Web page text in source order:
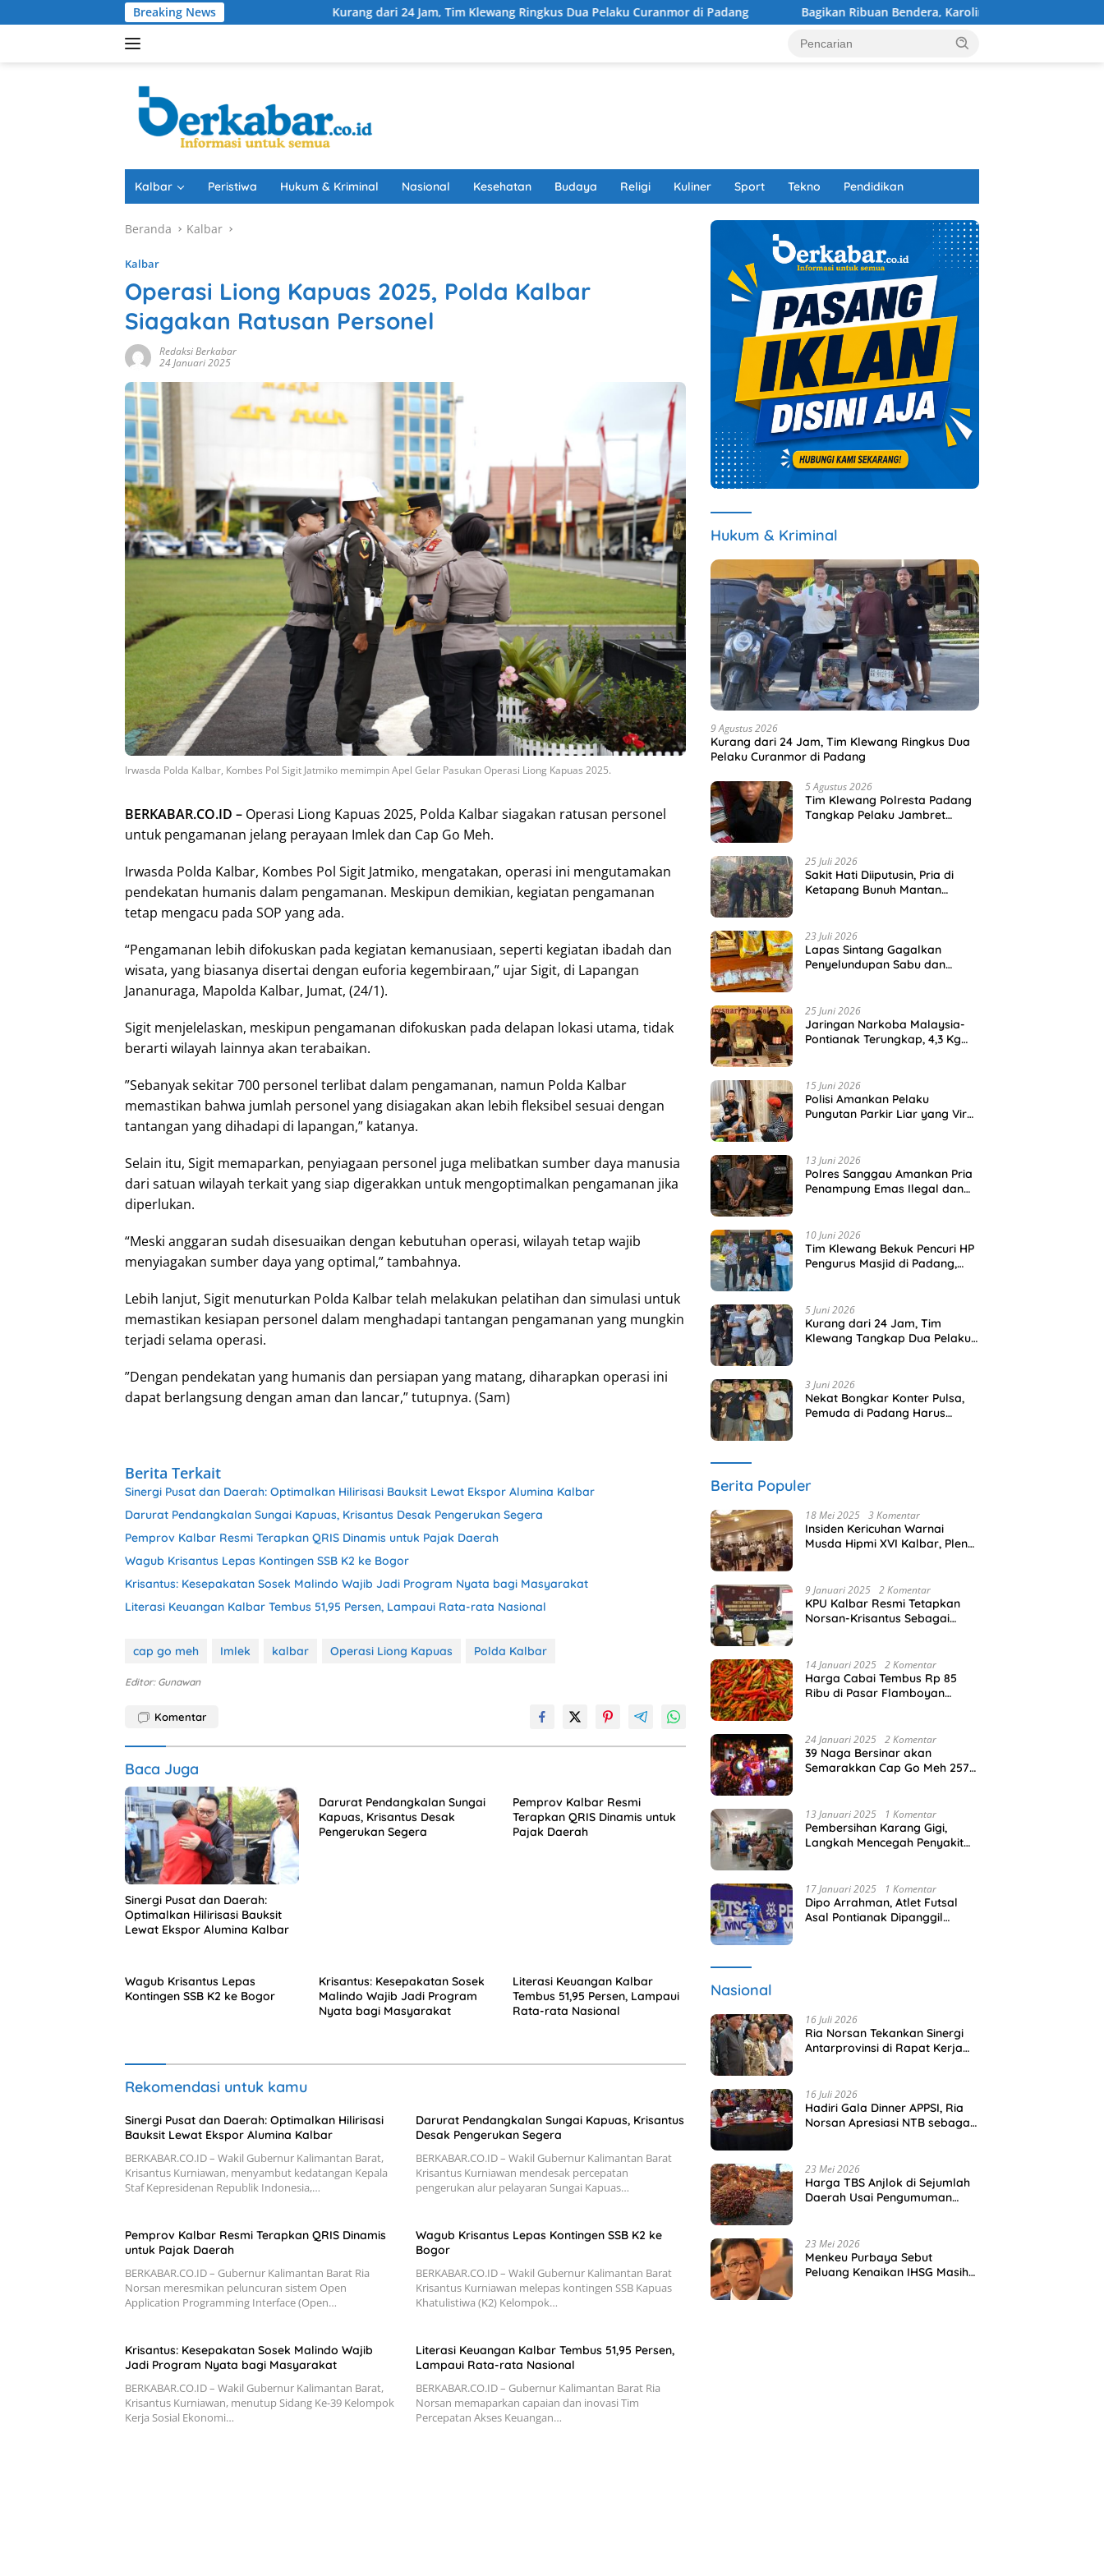
ke
Breaking News Kurang dari 24 Jam, Tim Klewang Ringkus Dua Pelaku Curanmor di Padang Bagikan Ribuan Bendera, Karolin Tekankan Persatuan di Tengah
Kalbar Peristiwa Hukum & Kriminal Nasional Kesehatan Budaya Religi Kuliner Sport Tekno Pendidikan
Beranda Kalbar
Kalbar
Operasi Liong Kapuas 2025, Polda Kalbar
Siagakan Ratusan Personel
Redaksi Berkabar
24 Januari 2025
Irwasda Polda Kalbar, Kombes Pol Sigit Jatmiko memimpin Apel Gelar Pasukan Operasi Liong Kapuas 2025.
BERKABAR.CO.ID – Operasi Liong Kapuas 2025, Polda Kalbar siagakan ratusan personel
untuk pengamanan jelang perayaan Imlek dan Cap Go Meh.
Irwasda Polda Kalbar, Kombes Pol Sigit Jatmiko, mengatakan, operasi ini mengutamakan
pendekatan humanis dalam pengamanan. Meskipun demikian, kegiatan pengamanan
tetap mengacu pada SOP yang ada.
“Pengamanan lebih difokuskan pada kegiatan kemanusiaan, seperti kegiatan ibadah dan
wisata, yang biasanya disertai dengan euforia kegembiraan,” ujar Sigit, di Lapangan
Jananuraga, Mapolda Kalbar, Jumat, (24/1).
Sigit menjelelaskan, meskipun pengamanan difokuskan pada delapan lokasi utama, tidak
berarti wilayah lainnya akan terabaikan.
”Sebanyak sekitar 700 personel terlibat dalam pengamanan, namun Polda Kalbar
memastikan bahwa jumlah personel yang disiagakan akan lebih fleksibel sesuai dengan
tantangan yang dihadapi di lapangan,” katanya.
Selain itu, Sigit memaparkan, penyiagaan personel juga melibatkan sumber daya manusia
dari satuan wilayah terkait yang siap digerakkan untuk mengoptimalkan pengamanan jika
diperlukan.
“Meski anggaran sudah disesuaikan dengan kebutuhan operasi, wilayah tetap wajib
menyiagakan sumber daya yang optimal,” tambahnya.
Lebih lanjut, Sigit menuturkan Polda Kalbar telah melakukan pelatihan dan simulasi untuk
memastikan kesiapan personel dalam menghadapi tantangan pengamanan yang mungkin
terjadi selama operasi.
”Dengan pendekatan yang humanis dan persiapan yang matang, diharapkan operasi ini
dapat berlangsung dengan aman dan lancar,” tutupnya. (Sam)
Berita Terkait
Sinergi Pusat dan Daerah: Optimalkan Hilirisasi Bauksit Lewat Ekspor Alumina Kalbar
Darurat Pendangkalan Sungai Kapuas, Krisantus Desak Pengerukan Segera
Pemprov Kalbar Resmi Terapkan QRIS Dinamis untuk Pajak Daerah
Wagub Krisantus Lepas Kontingen SSB K2 ke Bogor
Krisantus: Kesepakatan Sosek Malindo Wajib Jadi Program Nyata bagi Masyarakat
Literasi Keuangan Kalbar Tembus 51,95 Persen, Lampaui Rata-rata Nasional
cap go meh Imlek kalbar Operasi Liong Kapuas Polda Kalbar
Editor: Gunawan
Komentar
Baca Juga
Sinergi Pusat dan Daerah:
Optimalkan Hilirisasi Bauksit
Lewat Ekspor Alumina Kalbar
Darurat Pendangkalan Sungai
Kapuas, Krisantus Desak
Pengerukan Segera
Pemprov Kalbar Resmi
Terapkan QRIS Dinamis untuk
Pajak Daerah
Wagub Krisantus Lepas
Kontingen SSB K2 ke Bogor
Krisantus: Kesepakatan Sosek
Malindo Wajib Jadi Program
Nyata bagi Masyarakat
Literasi Keuangan Kalbar
Tembus 51,95 Persen, Lampaui
Rata-rata Nasional
Rekomendasi untuk kamu
Sinergi Pusat dan Daerah: Optimalkan Hilirisasi
Bauksit Lewat Ekspor Alumina Kalbar
BERKABAR.CO.ID – Wakil Gubernur Kalimantan Barat,
Krisantus Kurniawan, menyambut kedatangan Kepala
Staf Kepresidenan Republik Indonesia,…
Darurat Pendangkalan Sungai Kapuas, Krisantus
Desak Pengerukan Segera
BERKABAR.CO.ID – Wakil Gubernur Kalimantan Barat
Krisantus Kurniawan mendesak percepatan
pengerukan alur pelayaran Sungai Kapuas…
Pemprov Kalbar Resmi Terapkan QRIS Dinamis
untuk Pajak Daerah
BERKABAR.CO.ID – Gubernur Kalimantan Barat Ria
Norsan meresmikan peluncuran sistem Open
Application Programming Interface (Open…
Wagub Krisantus Lepas Kontingen SSB K2 ke
Bogor
BERKABAR.CO.ID – Wakil Gubernur Kalimantan Barat
Krisantus Kurniawan melepas kontingen SSB Kapuas
Khatulistiwa (K2) Kelompok…
Krisantus: Kesepakatan Sosek Malindo Wajib
Jadi Program Nyata bagi Masyarakat
BERKABAR.CO.ID – Wakil Gubernur Kalimantan Barat,
Krisantus Kurniawan, menutup Sidang Ke-39 Kelompok
Kerja Sosial Ekonomi…
Literasi Keuangan Kalbar Tembus 51,95 Persen,
Lampaui Rata-rata Nasional
BERKABAR.CO.ID – Gubernur Kalimantan Barat Ria
Norsan memaparkan capaian dan inovasi Tim
Percepatan Akses Keuangan…
Hukum & Kriminal
9 Agustus 2026
Kurang dari 24 Jam, Tim Klewang Ringkus Dua
Pelaku Curanmor di Padang
5 Agustus 2026
Tim Klewang Polresta Padang
Tangkap Pelaku Jambret
25 Juli 2026
Sakit Hati Diiputusin, Pria di
Ketapang Bunuh Mantan
23 Juli 2026
Lapas Sintang Gagalkan
Penyelundupan Sabu dan
25 Juni 2026
Jaringan Narkoba Malaysia-
Pontianak Terungkap, 4,3 Kg
15 Juni 2026
Polisi Amankan Pelaku
Pungutan Parkir Liar yang Viral
13 Juni 2026
Polres Sanggau Amankan Pria
Penampung Emas Ilegal dan
10 Juni 2026
Tim Klewang Bekuk Pencuri HP
Pengurus Masjid di Padang,
5 Juni 2026
Kurang dari 24 Jam, Tim
Klewang Tangkap Dua Pelaku
3 Juni 2026
Nekat Bongkar Konter Pulsa,
Pemuda di Padang Harus
Berita Populer
18 Mei 2025 3 Komentar
Insiden Kericuhan Warnai
Musda Hipmi XVI Kalbar, Pleno
9 Januari 2025 2 Komentar
KPU Kalbar Resmi Tetapkan
Norsan-Krisantus Sebagai
14 Januari 2025 2 Komentar
Harga Cabai Tembus Rp 85
Ribu di Pasar Flamboyan
24 Januari 2025 2 Komentar
39 Naga Bersinar akan
Semarakkan Cap Go Meh 2576
13 Januari 2025 1 Komentar
Pembersihan Karang Gigi,
Langkah Mencegah Penyakit
17 Januari 2025 1 Komentar
Dipo Arrahman, Atlet Futsal
Asal Pontianak Dipanggil
Nasional
16 Juli 2026
Ria Norsan Tekankan Sinergi
Antarprovinsi di Rapat Kerja
16 Juli 2026
Hadiri Gala Dinner APPSI, Ria
Norsan Apresiasi NTB sebagai
23 Mei 2026
Harga TBS Anjlok di Sejumlah
Daerah Usai Pengumuman
23 Mei 2026
Menkeu Purbaya Sebut
Peluang Kenaikan IHSG Masih